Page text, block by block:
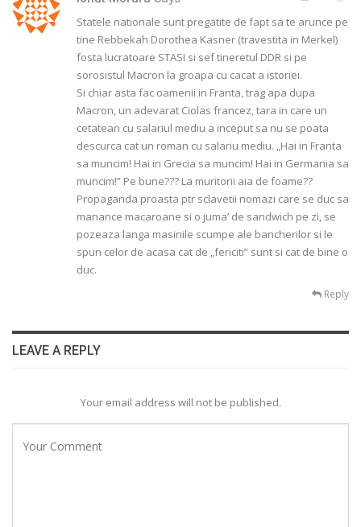
Statele nationale sunt pregatite de fapt sa te arunce pe
tine Rebbekah Dorothea Kasner (travestita in Merkel)
fosta lucratoare STASI si sef tineretul DDR si pe
sorosistul Macron la groapa cu cacat a istoriei.
Si chiar asta fac oamenii in Franta, trag apa dupa
Macron, un adevarat Ciolas francez, tara in care un
cetatean cu salariul mediu a inceput sa nu se poata
descurca cat un roman cu salariu mediu. „Hai in Franta
sa muncim! Hai in Grecia sa muncim! Hai in Germania sa
muncim!” Pe bune??? La muritorii aia de foame??
Propaganda proasta ptr sclavetii nomazi care se duc sa
manance macaroane si o juma’ de sandwich pe zi, se
pozeaza langa masinile scumpe ale bancherilor si le
spun celor de acasa cat de „fericiti” sunt si cat de bine o
duc.
Reply
LEAVE A REPLY
Your email address will not be published.